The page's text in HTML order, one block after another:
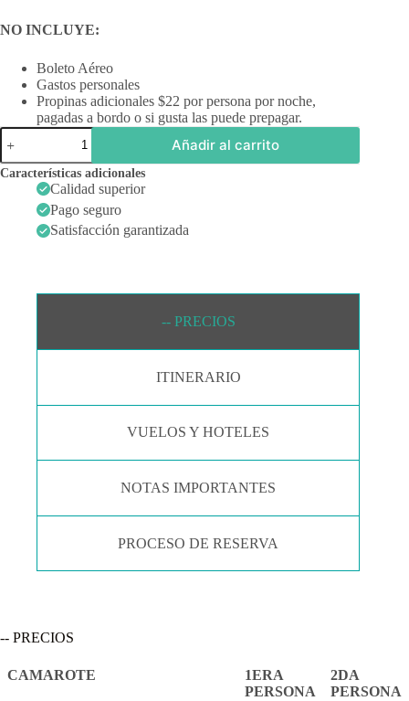
NO INCLUYE:
Boleto Aéreo
Gastos personales
Propinas adicionales $22 por persona por noche,
pagadas a bordo o si gusta las puede prepagar.
Crucero
Monte
Carlo
-
Atenas
Oceania
cantidad
Añadir al carrito
Características adicionales
Calidad superior
Pago seguro
Satisfacción garantizada
-- PRECIOS
ITINERARIO
VUELOS Y HOTELES
NOTAS IMPORTANTES
PROCESO DE RESERVA
-- PRECIOS
CAMAROTE
1ERA
PERSONA
2DA
PERSONA